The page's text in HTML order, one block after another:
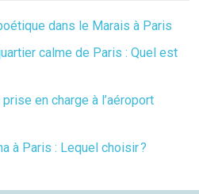
dans le Marais à Paris
calme de Paris : Quel est
en charge à l’aéroport
à Paris : Lequel choisir ?